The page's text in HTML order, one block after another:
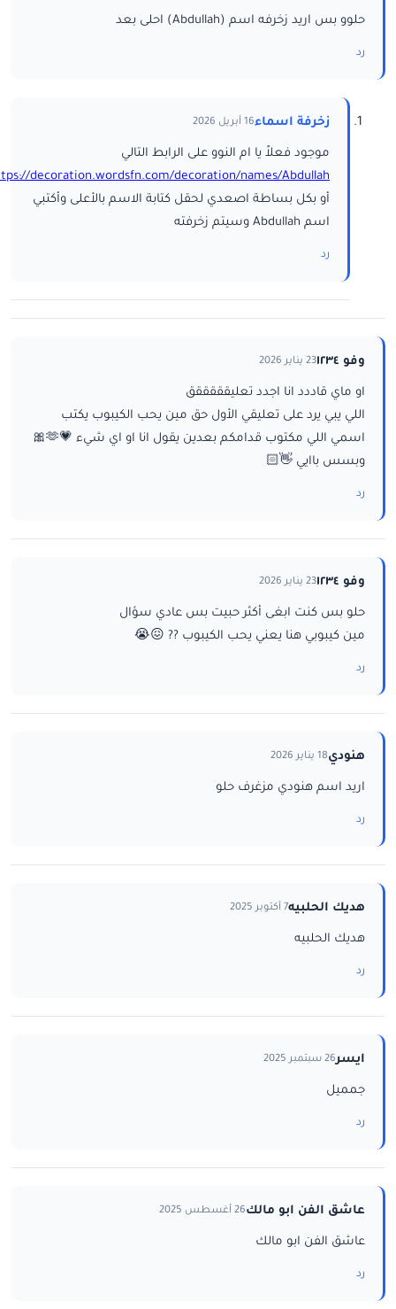
حلوو بس اريد زخرفه اسم (Abdullah) احلى بعد
رد
زخرفة اسماء16 أبريل 2026
موجود فعلاً يا ام النوو على الرابط التالي
decoration.wordsfn.com/decoration/names/Abdullah/
أو بكل بساطة اصعدي لحقل كتابة الاسم بالأعلى وأكتبي
اسم Abdullah وسيتم زخرفته
رد
وفو ١٢٣٤ 23 يناير 2026
او ماي قاددد انا اجدد تعليقققققق
اللي يبي يرد على تعليقي الأول حق مين يحب الكيبوب يكتب
اسمي اللي مكتوب قدامكم بعدين يقول انا او اي شيء 💗🫶🎀
وبسس باايي 👋🏻
رد
وفو ١٢٣٤ 23 يناير 2026
حلو بس كنت ابغى أكثر حبيت بس عادي سؤال
مين كيبوبي هنا يعني يحب الكيبوب ?? 😖😭
رد
هنودي18 يناير 2026
اريد اسم هنودي مزغرف حلو
رد
هديك الحلبيه7 أكتوبر 2025
هديك الحلبيه
رد
ايسر26 سبتمبر 2025
جمميل
رد
عاشق الفن ابو مالك26 أغسطس 2025
عاشق الفن ابو مالك
رد